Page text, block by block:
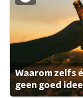
Waarom zelfs
geen goed